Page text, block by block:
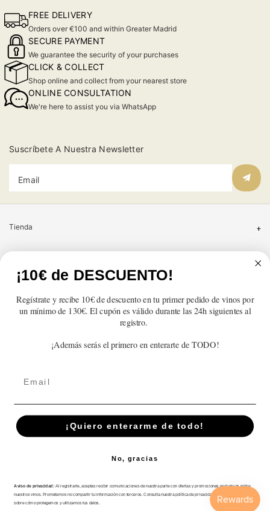
FREE DELIVERY
Orders over €100 and within Greater Madrid
SECURE PAYMENT
We guarantee the security of your purchases
CLICK & COLLECT
Shop online and collect from your nearest store
ONLINE CONSULTATION
We're here to assist you via WhatsApp
Suscríbete A Nuestra Newsletter
Email
Tienda
Información
© 2026,En Copa de Balón Powered by Shopify
Disfruta con responsabilidad · No se vende alcohol a menores de 18 años ·
Payment
¡10€ de DESCUENTO!
Regístrate y recibe 10€ de descuento en tu primer pedido de vinos por
un mínimo de 130€. El cupón es válido durante las 24h siguientes al
registro.
¡Además serás el primero en enterarte de TODO!
¡Quiero enterarme de todo!
No, gracias
Aviso de privacidad: Al registrarte, aceptas recibir comunicaciones de nuestra parte con ofertas y promociones exclusivas sobre
nuestros vinos. Prometemos no compartir tu información con terceros. Consulta nuestra política de privacidad para más detalles
sobre cómo protegemos y utilizamos tus datos.